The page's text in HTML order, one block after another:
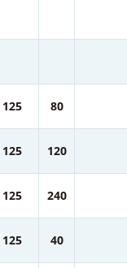
125 80
125 120
125 240
125 40